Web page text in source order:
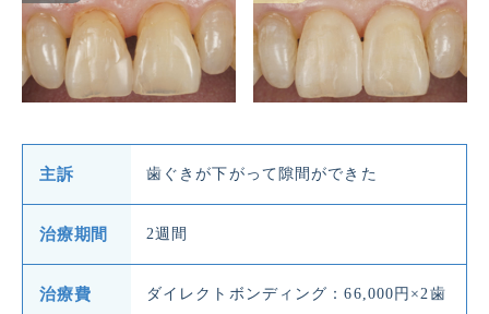
主訴 歯ぐきが下がって隙間ができた
治療期間 2週間
治療費 ダイレクトボンディング：66,000円×2歯